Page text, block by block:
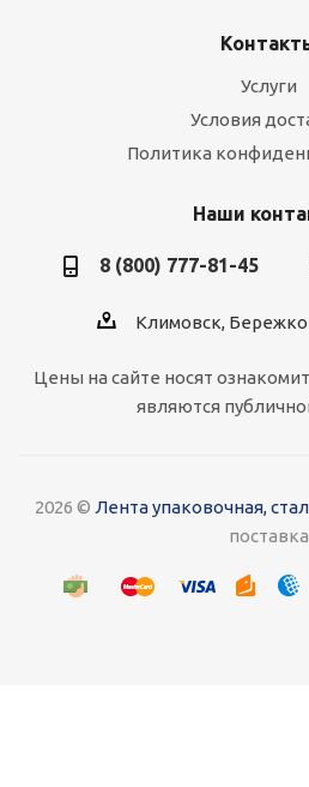
Услуги
Условия
Политика
Наши
8 (800) 777-81-45
Климовск,
Цены на сайте носят
являются
2026 © Лента упаковочная,
поставка